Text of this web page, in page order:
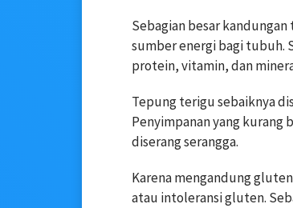
Sebagian besar
sumber energi bagi tubuh.
protein, vitamin, dan
Tepung terigu sebaiknya
Penyimpanan yang
diserang serangga.
Karena mengandung
atau intoleransi gluten.